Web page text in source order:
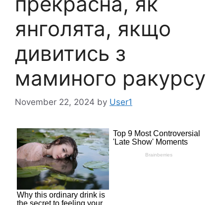
янголята, якщо
дивитись з
маминого ракурсу
November 22, 2024 by User1